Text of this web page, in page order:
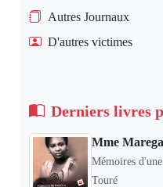
Autres Journaux
D'autres victimes
Derniers livres
Mme Marega
Mémoires
Touré